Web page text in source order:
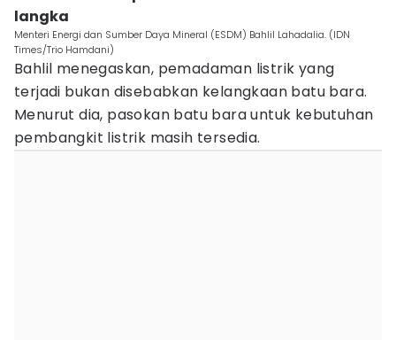
langka
Menteri Energi dan Sumber Daya Mineral (ESDM) Bahlil Lahadalia. (IDN
Times/Trio Hamdani)
Bahlil menegaskan, pemadaman listrik yang
terjadi bukan disebabkan kelangkaan batu bara.
Menurut dia, pasokan batu bara untuk kebutuhan
pembangkit listrik masih tersedia.